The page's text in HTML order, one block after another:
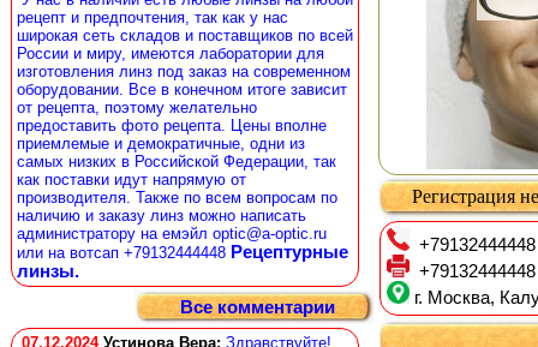
рецепт и предпочтения, так как у нас
широкая сеть складов и поставщиков по всей
России и миру, имеются лаборатории для
изготовления линз под заказ на современном
оборудовании. Все в конечном итоге зависит
от рецепта, поэтому желательно
предоставить фото рецепта. Цены вполне
приемлемые и демократичные, одни из
самых низких в Российской Федерации, так
как поставки идут напрямую от
производителя. Также по всем вопросам по
наличию и заказу линз можно написать
администратору на емэйл optic@a-optic.ru
или на вотсап +79132444448 Рецептурные
линзы.
Все комментарии
07.12.2024 Устинова Вера: Здравствуйте!
Регистрация
+79132444448
+79132444448
г. Москва,